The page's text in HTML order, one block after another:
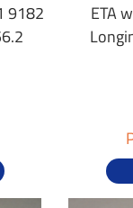
9182
ETA